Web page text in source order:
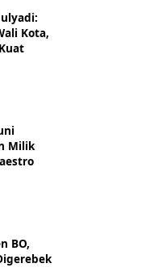
Kota,
Milik
BO,